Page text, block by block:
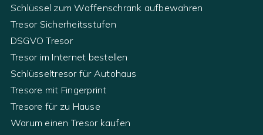
Schlüssel zum Waffenschrank aufbewahren
Tresor Sicherheitsstufen
DSGVO Tresor
Tresor im Internet bestellen
Schlüsseltresor für Autohaus
Tresore mit Fingerprint
Tresore für zu Hause
Warum einen Tresor kaufen